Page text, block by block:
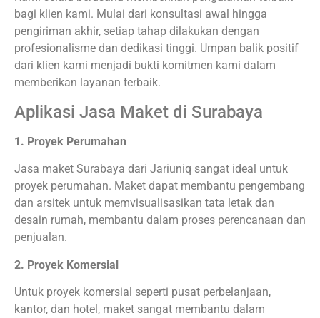
bagi klien kami. Mulai dari konsultasi awal hingga
pengiriman akhir, setiap tahap dilakukan dengan
profesionalisme dan dedikasi tinggi. Umpan balik positif
dari klien kami menjadi bukti komitmen kami dalam
memberikan layanan terbaik.
Aplikasi Jasa Maket di Surabaya
1. Proyek Perumahan
Jasa maket Surabaya dari Jariuniq sangat ideal untuk
proyek perumahan. Maket dapat membantu pengembang
dan arsitek untuk memvisualisasikan tata letak dan
desain rumah, membantu dalam proses perencanaan dan
penjualan.
2. Proyek Komersial
Untuk proyek komersial seperti pusat perbelanjaan,
kantor, dan hotel, maket sangat membantu dalam